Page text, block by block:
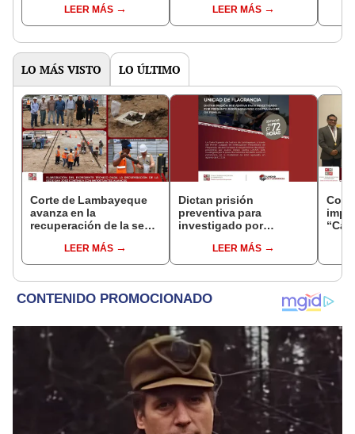
en la segunda vuelta
electoral
LEER MÁS
transparencia
democrática
LEER MÁS
29
LO MÁS VISTO LO ÚLTIMO
Corte de Lambayeque
avanza en la
recuperación de la sede
LEER MÁS
Dictan prisión
preventiva para
investigado por
contra madre de familia
LEER MÁS